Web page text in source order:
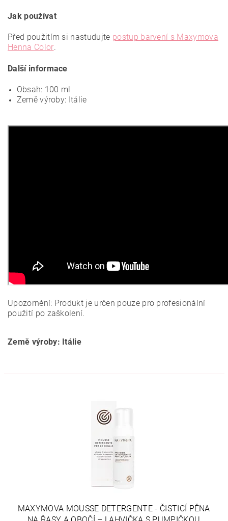
Jak používat
Před použitím si nastudujte postup barvení s Maxymova
Henna Color.
Další informace
Obsah: 100 ml
Země výroby: Itálie
Upozornění: Produkt je určen pouze pro profesionální
použití po zaškolení.
Země výroby: Itálie
MAXYMOVA MOUSSE DETERGENTE - ČISTICÍ PĚNA